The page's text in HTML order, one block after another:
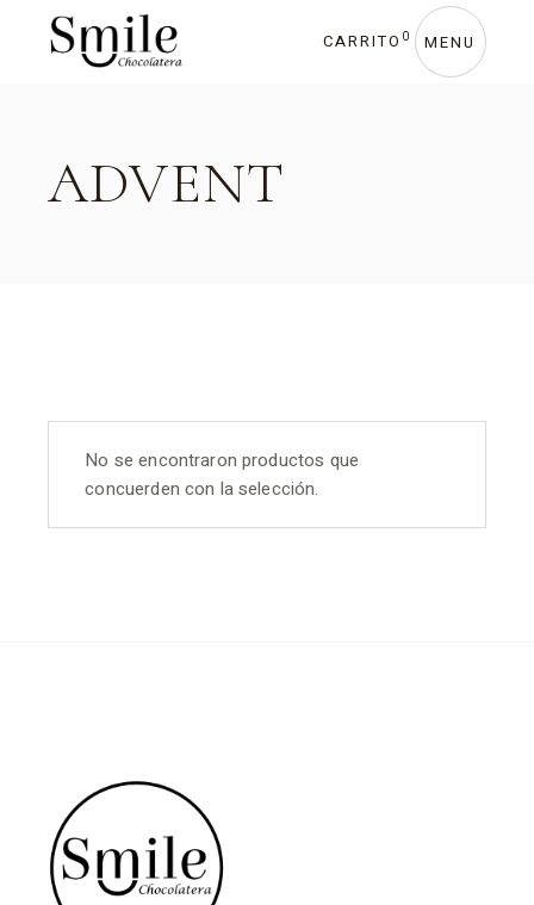
content
CARRITO 0 MENU
ADVENT
No se encontraron productos que
concuerden con la selección.